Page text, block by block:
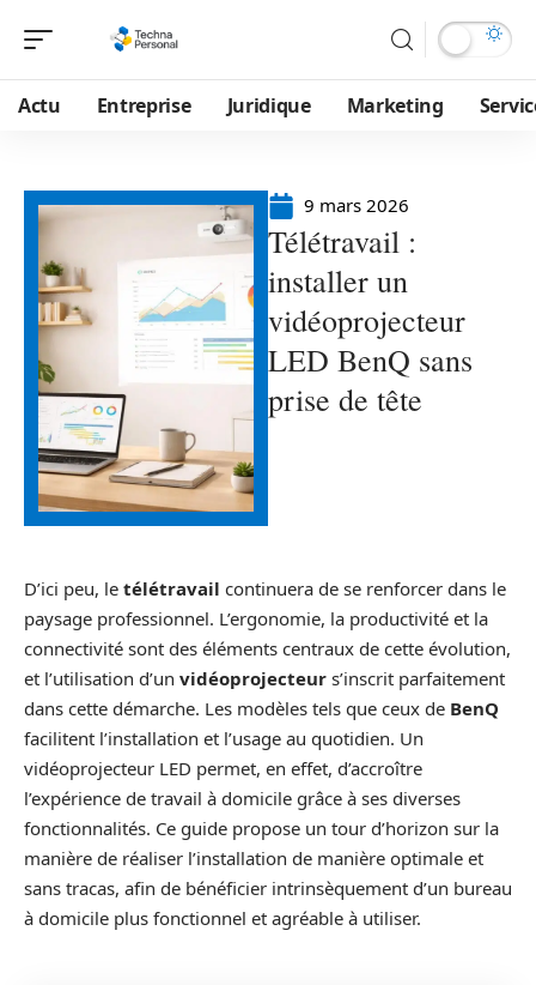
Actu Entreprise Juridique Marketing
9 mars 2026
Télétravail :
installer un
vidéoprojecteur
LED BenQ sans
prise de tête
D’ici peu, le télétravail continuera de se renforcer dans le
paysage professionnel. L’ergonomie, la productivité et la
connectivité sont des éléments centraux de cette évolution,
et l’utilisation d’un vidéoprojecteur s’inscrit parfaitement
dans cette démarche. Les modèles tels que ceux de BenQ
facilitent l’installation et l’usage au quotidien. Un
vidéoprojecteur LED permet, en effet, d’accroître
l’expérience de travail à domicile grâce à ses diverses
fonctionnalités. Ce guide propose un tour d’horizon sur la
manière de réaliser l’installation de manière optimale et
sans tracas, afin de bénéficier intrinsèquement d’un bureau
à domicile plus fonctionnel et agréable à utiliser.